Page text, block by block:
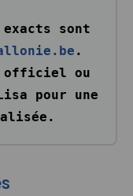
sont
.
officiel ou
pour une